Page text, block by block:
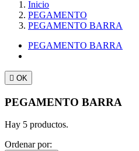
Inicio
PEGAMENTO
PEGAMENTO BARRA
PEGAMENTO BARRA
 OK
PEGAMENTO BARRA
Hay 5 productos.
Ordenar por: